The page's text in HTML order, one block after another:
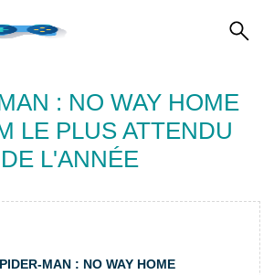
: NO WAY HOME
LE PLUS ATTENDU
DE L'ANNÉE
MAN : NO WAY HOME